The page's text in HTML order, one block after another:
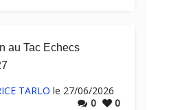
au Tac Echecs
TARLO le 27/06/2026
0
0